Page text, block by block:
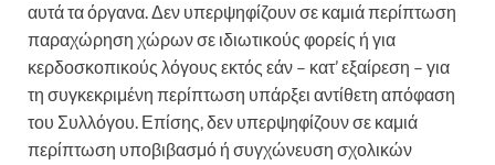
αυτά τα όργανα. Δεν υπερψηφίζουν σε καμιά περίπτωση
παραχώρηση χώρων σε ιδιωτικούς φορείς ή για
κερδοσκοπικούς λόγους εκτός εάν – κατ’ εξαίρεση – για
τη συγκεκριμένη περίπτωση υπάρξει αντίθετη απόφαση
του Συλλόγου. Επίσης, δεν υπερψηφίζουν σε καμιά
περίπτωση υποβιβασμό ή συγχώνευση σχολικών